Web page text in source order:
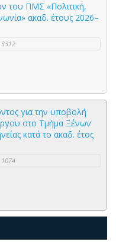
του ΠΜΣ «Πολιτική,
ακαδ. έτους 2026–
3312
για την υποβολή
στο Τμήμα Ξένων
κατά το ακαδ. έτος
1074